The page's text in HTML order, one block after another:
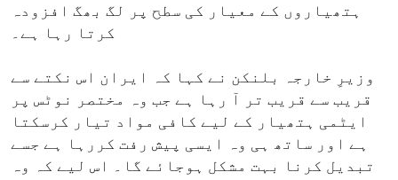
ہتھیاروں کے معیار کی سطح پر لگ بھگ افزودہ
کرتا رہا ہے۔
وزیرِ خارجہ بلنکن نے کہا کہ ایران اس نکتے سے
قریب سے قریب تر آ رہا ہے جب وہ مختصر نوٹس پر
ایٹمی ہتھیار کے لیے کافی مواد تیار کرسکتا
ہے اور ساتھ ہی وہ ایسی پیش رفت کررہا ہے جسے
تبدیل کرنا بہت مشکل ہوجائے گا۔ اس لیے کہ وہ